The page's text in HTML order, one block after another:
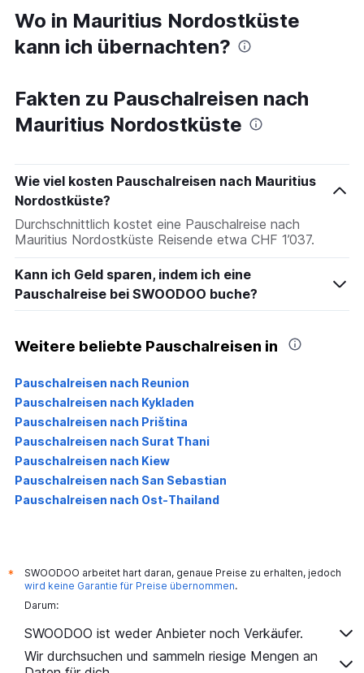
Wo in Mauritius Nordostküste
kann ich übernachten?
Fakten zu Pauschalreisen nach
Mauritius Nordostküste
Wie viel kosten Pauschalreisen nach Mauritius
Nordostküste?
Durchschnittlich kostet eine Pauschalreise nach
Mauritius Nordostküste Reisende etwa CHF 1’037.
Kann ich Geld sparen, indem ich eine
Pauschalreise bei SWOODOO buche?
Weitere beliebte Pauschalreisen in
Pauschalreisen nach Reunion
Pauschalreisen nach Kykladen
Pauschalreisen nach Priština
Pauschalreisen nach Surat Thani
Pauschalreisen nach Kiew
Pauschalreisen nach San Sebastian
Pauschalreisen nach Ost-Thailand
*
SWOODOO arbeitet hart daran, genaue Preise zu erhalten, jedoch
wird keine Garantie für Preise übernommen.
Darum:
SWOODOO ist weder Anbieter noch Verkäufer.
Wir durchsuchen und sammeln riesige Mengen an